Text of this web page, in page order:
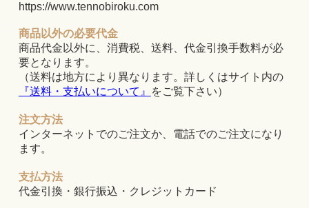
https://www.tennobiroku.com
商品以外の必要代金
商品代金以外に、消費税、送料、代金引換手数料が必
要となります。
（送料は地方により異なります。詳しくはサイト内の
『送料・支払いについて』
をご覧下さい）
注文方法
インターネットでのご注文か、電話でのご注文になり
ます。
支払方法
代金引換・銀行振込・クレジットカード